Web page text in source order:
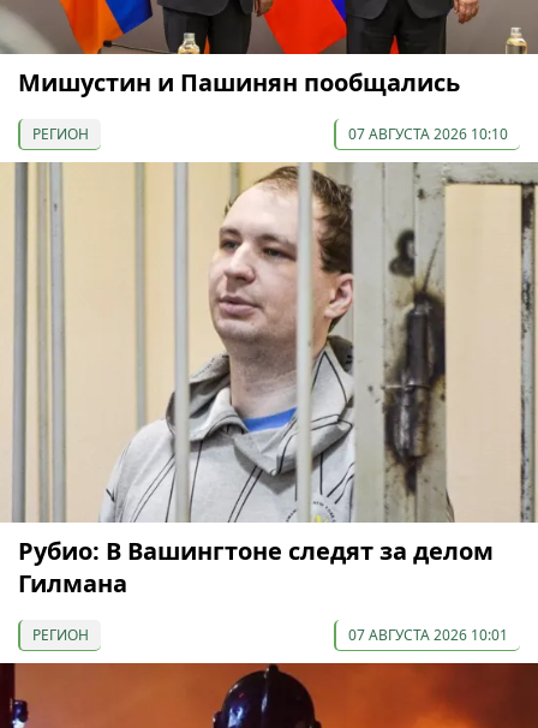
Мишустин и Пашинян пообщались
РЕГИОН 07 АВГУСТА 2026 10:10
Рубио: В Вашингтоне следят за делом
Гилмана
РЕГИОН 07 АВГУСТА 2026 10:01